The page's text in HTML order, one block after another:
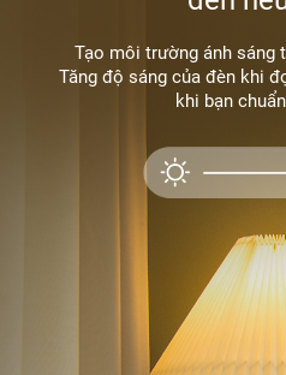
Tạo môi trường ánh sáng
Tăng độ sáng của đèn khi
khi bạn